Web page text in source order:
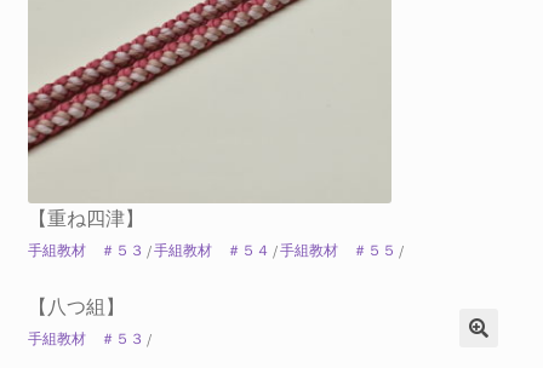
【重ね四津】
手組教材 ＃５３ /手組教材 ＃５４ /手組教材 ＃５５ /
【八つ組】
手組教材 ＃５３ /